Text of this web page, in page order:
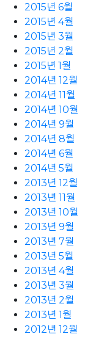
2015년 6월
2015년 4월
2015년 3월
2015년 2월
2015년 1월
2014년 12월
2014년 11월
2014년 10월
2014년 9월
2014년 8월
2014년 6월
2014년 5월
2013년 12월
2013년 11월
2013년 10월
2013년 9월
2013년 7월
2013년 5월
2013년 4월
2013년 3월
2013년 2월
2013년 1월
2012년 12월